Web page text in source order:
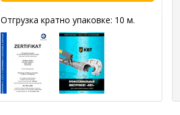
Отгрузка кратно упаковке: 10 м.